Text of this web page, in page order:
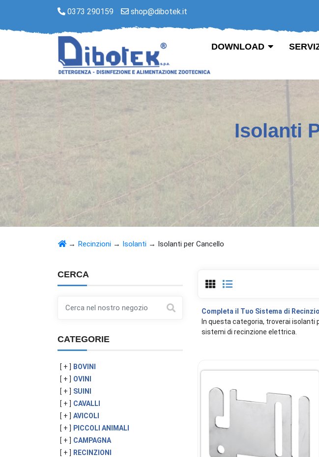
0373 290159 shop@dibotek.it
DOWNLOAD
Isolanti
→ Recinzioni → Isolanti → Isolanti per Cancello
CERCA
CATEGORIE
[ + ] BOVINI
[ + ] OVINI
[ + ] SUINI
[ + ] CAVALLI
[ + ] AVICOLI
[ + ] PICCOLI ANIMALI
[ + ] CAMPAGNA
[ + ] RECINZIONI
Completa il Tuo Sistema di
In questa categoria, troverai
sistemi di recinzione elettrica.